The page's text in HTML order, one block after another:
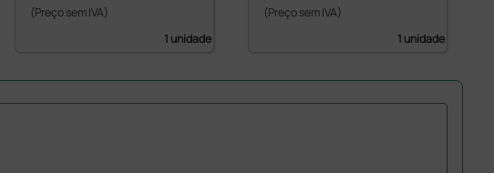
(Preço sem IVA)
1 unidade
(Preço sem IVA)
1 unidade